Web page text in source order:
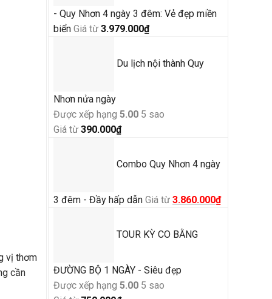
vị thơm
cần
- Quy Nhơn 4 ngày 3 đêm: Vẻ đẹp miền
biển Giá từ 3.979.000₫
Du lịch nội thành Quy
Nhơn nửa ngày
Được xếp hạng 5.00 5 sao
Giá từ 390.000₫
Combo Quy Nhơn 4 ngày
3 đêm - Đầy hấp dẫn Giá từ Giá
là:
3.860.000₫Giá
TOUR KỲ CO BẰNG
ĐƯỜNG BỘ 1 NGÀY - Siêu đẹp
Được xếp hạng 5.00 5 sao